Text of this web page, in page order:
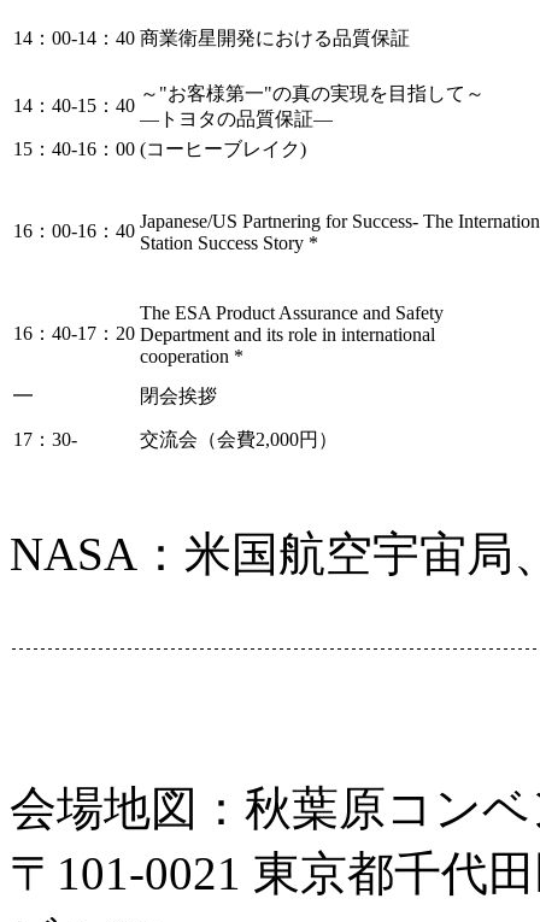
14：00-14：40 商業衛星開発における品質保証
14：40-15：40
～"お客様第一"の真の実現を目指して～
―トヨタの品質保証―
15：40-16：00 (コーヒーブレイク)
16：00-16：40 Japanese/US Partnering for Success- The
Station Success Story *
16：40-17：20
The ESA Product Assurance and Safety
Department and its role in international
cooperation *
━
閉会挨拶
17：30- 交流会（会費2,000円）
NASA：米国航空宇宙局
会場地図：秋葉原コン
〒101-0021 東京都千代